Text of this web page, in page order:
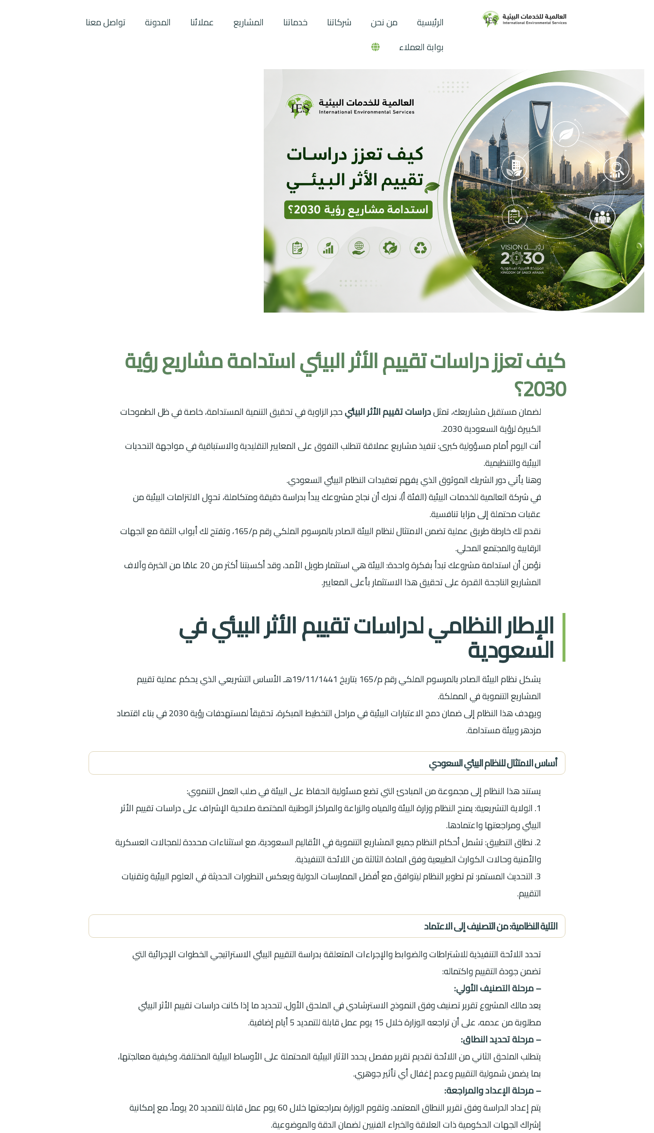
الرئيسية من نحن شركاتنا خدماتنا المشاريع عملائنا المدونة
تواصل معنا
بوابة العملاء
كيف تعزز دراسات تقييم الأثر البيئي استدامة مشاريع رؤية
2030؟
لضمان مستقبل مشاريعك، تمثلدراسات تقييم الأثر البيئيحجر الزاوية في تحقيق التنمية المستدامة، خاصة في ظل الطموحات
الكبيرة لرؤية السعودية 2030.
أنت اليوم أمام مسؤولية كبرى: تنفيذ مشاريع عملاقة تتطلب التفوق على المعايير التقليدية والاستباقية في مواجهة التحديات
البيئية والتنظيمية.
وهنا يأتي دور الشريك الموثوق الذي يفهم تعقيدات النظام البيئي السعودي.
في شركة العالمية للخدمات البيئية (الفئة أ)، ندرك أن نجاح مشروعك يبدأ بدراسة دقيقة ومتكاملة، تحوِل الالتزامات البيئية من
عقبات محتملة إلى مزايا تنافسية.
نقدم لك خارطة طريق عملية تضمن الامتثال لنظام البيئة الصادر بالمرسوم الملكي رقم م/165، وتفتح لك أبواب الثقة مع الجهات
الرقابية والمجتمع المحلي.
نؤمن أن استدامة مشروعك تبدأ بفكرة واحدة: البيئة هي استثمار طويل الأمد، وقد أكسبتنا أكثر من 20 عامًا من الخبرة وآلاف
المشاريع الناجحة القدرة على تحقيق هذا الاستثمار بأعلى المعايير.
الإطار النظامي لدراسات تقييم الأثر البيئي في
السعودية
يشكل نظام البيئة الصادر بالمرسوم الملكي رقم م/165 بتاريخ 19/11/1441هـ الأساس التشريعي الذي يحكم عملية تقييم
المشاريع التنموية في المملكة.
ويهدف هذا النظام إلى ضمان دمج الاعتبارات البيئية في مراحل التخطيط المبكرة، تحقيقاً لمستهدفات رؤية 2030 في بناء اقتصاد
مزدهر وبيئة مستدامة.
أساس الامتثال للنظام البيئي السعودي
يستند هذا النظام إلى مجموعة من المبادئ التي تضع مسئولية الحفاظ على البيئة في صلب العمل التنموي:
1. الولاية التشريعية: يمنح النظام وزارة البيئة والمياه والزراعة والمراكز الوطنية المختصة صلاحية الإشراف على دراسات تقييم الأثر
البيئي ومراجعتها واعتمادها.
2. نطاق التطبيق: تشمل أحكام النظام جميع المشاريع التنموية في الأقاليم السعودية، مع استثناءات محددة للمجالات العسكرية
والأمنية وحالات الكوارث الطبيعية وفق المادة الثالثة من اللائحة التنفيذية.
3. التحديث المستمر: تم تطوير النظام ليتوافق مع أفضل الممارسات الدولية ويعكس التطورات الحديثة في العلوم البيئية وتقنيات
التقييم.
الآلية النظامية: من التصنيف إلى الاعتماد
تحدد اللائحة التنفيذية للاشتراطات والضوابط والإجراءات المتعلقة بدراسة التقييم البيئي الاستراتيجي الخطوات الإجرائية التي
تضمن جودة التقييم واكتماله:
– مرحلة التصنيف الأولي:
يعد مالك المشروع تقرير تصنيف وفق النموذج الاسترشادي في الملحق الأول، لتحديد ما إذا كانت دراسات تقييم الأثر البيئي
مطلوبة من عدمه، على أن تراجعه الوزارة خلال 15 يوم عمل قابلة للتمديد 5 أيام إضافية.
– مرحلة تحديد النطاق:
يتطلب الملحق الثاني من اللائحة تقديم تقرير مفصل يحدد الآثار البيئية المحتملة على الأوساط البيئية المختلفة، وكيفية معالجتها،
بما يضمن شمولية التقييم وعدم إغفال أي تأثير جوهري.
– مرحلة الإعداد والمراجعة:
يتم إعداد الدراسة وفق تقرير النطاق المعتمد، وتقوم الوزارة بمراجعتها خلال 60 يوم عمل قابلة للتمديد 20 يوماً، مع إمكانية
إشراك الجهات الحكومية ذات العلاقة والخبراء الفنيين لضمان الدقة والموضوعية.